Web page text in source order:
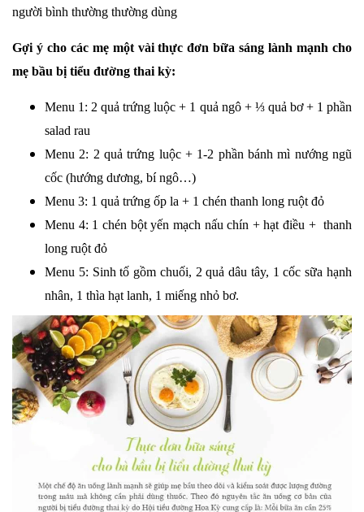
người bình thường thường dùng
Gợi ý cho các mẹ một vài thực đơn bữa sáng lành mạnh cho
mẹ bầu bị tiểu đường thai kỳ:
Menu 1: 2 quả trứng luộc + 1 quả ngô + ⅓ quả bơ + 1 phần
salad rau
Menu 2: 2 quả trứng luộc + 1-2 phần bánh mì nướng ngũ
cốc (hướng dương, bí ngô…)
Menu 3: 1 quả trứng ốp la + 1 chén thanh long ruột đỏ
Menu 4: 1 chén bột yến mạch nấu chín + hạt điều + thanh
long ruột đỏ
Menu 5: Sinh tố gồm chuối, 2 quả dâu tây, 1 cốc sữa hạnh
nhân, 1 thìa hạt lanh, 1 miếng nhỏ bơ.